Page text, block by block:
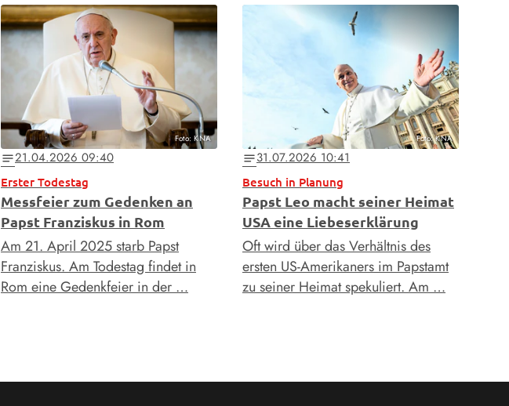
Foto: KNA
notes21.04.2026 09:40
Erster Todestag
Messfeier zum Gedenken an
Papst Franziskus in Rom
Am 21. April 2025 starb Papst
Franziskus. Am Todestag findet in
Rom eine Gedenkfeier in der …
Foto: KNA
notes31.07.2026 10:41
Besuch in Planung
Papst Leo macht seiner Heimat
USA eine Liebeserklärung
Oft wird über das Verhältnis des
ersten US-Amerikaners im Papstamt
zu seiner Heimat spekuliert. Am …